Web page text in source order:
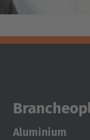
Aluminium